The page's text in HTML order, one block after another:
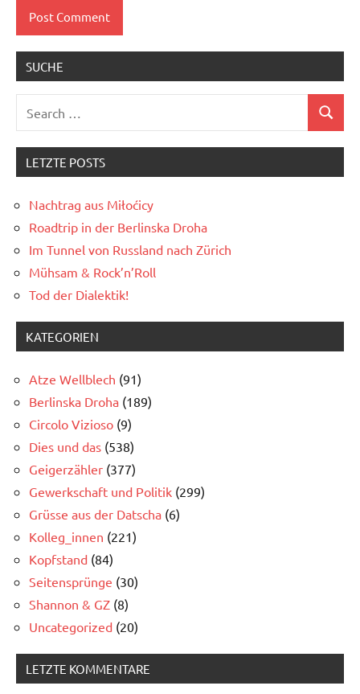
SUCHE
for:
Search
LETZTE POSTS
Nachtrag aus Miłoćicy
Roadtrip in der Berlinska Droha
Im Tunnel von Russland nach Zürich
Mühsam & Rock’n’Roll
Tod der Dialektik!
KATEGORIEN
Atze Wellblech (91)
Berlinska Droha (189)
Circolo Vizioso (9)
Dies und das (538)
Geigerzähler (377)
Gewerkschaft und Politik (299)
Grüsse aus der Datscha (6)
Kolleg_innen (221)
Kopfstand (84)
Seitensprünge (30)
Shannon & GZ (8)
Uncategorized (20)
LETZTE KOMMENTARE